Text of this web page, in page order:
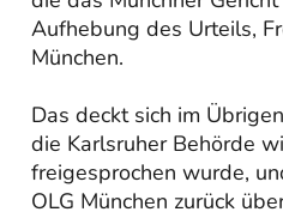
Aufhebung des Urteils,
München.
Das deckt sich im
die Karlsruher Behörde
freigesprochen wurde,
OLG München zurück